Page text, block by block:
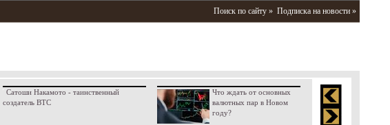
Поиск по сайту » Подписка на новости »
Сатоши Накамото - таинственный
создатель BTC
Что ждать от основных
валютных пар в Новом
году?